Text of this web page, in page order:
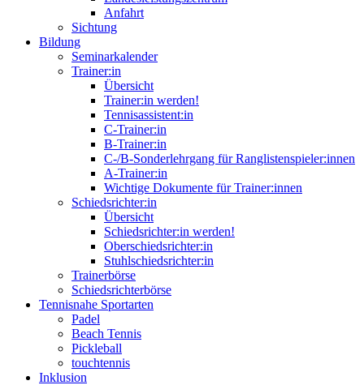
Anfahrt
Sichtung
Bildung
Seminarkalender
Trainer:in
Übersicht
Trainer:in werden!
Tennisassistent:in
C-Trainer:in
B-Trainer:in
C-/B-Sonderlehrgang für Ranglistenspieler:innen
A-Trainer:in
Wichtige Dokumente für Trainer:innen
Schiedsrichter:in
Übersicht
Schiedsrichter:in werden!
Oberschiedsrichter:in
Stuhlschiedsrichter:in
Trainerbörse
Schiedsrichterbörse
Tennisnahe Sportarten
Padel
Beach Tennis
Pickleball
touchtennis
Inklusion